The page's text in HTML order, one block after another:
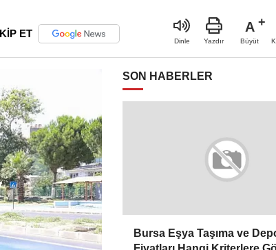
ET
Dinle Yazdır
A
Büyüt
SON HABERLER
Bursa Eşya Taşıma ve